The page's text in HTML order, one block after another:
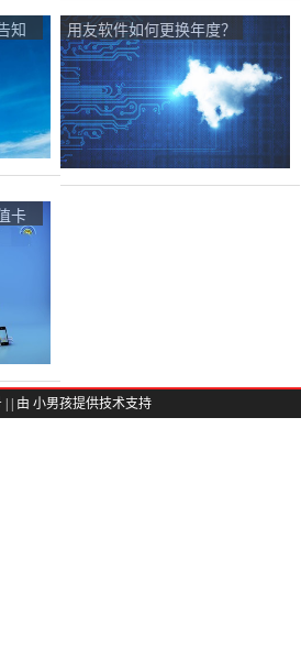
知
用友软件如何更换年度？
卡
| | 由 小男孩提供技术支持